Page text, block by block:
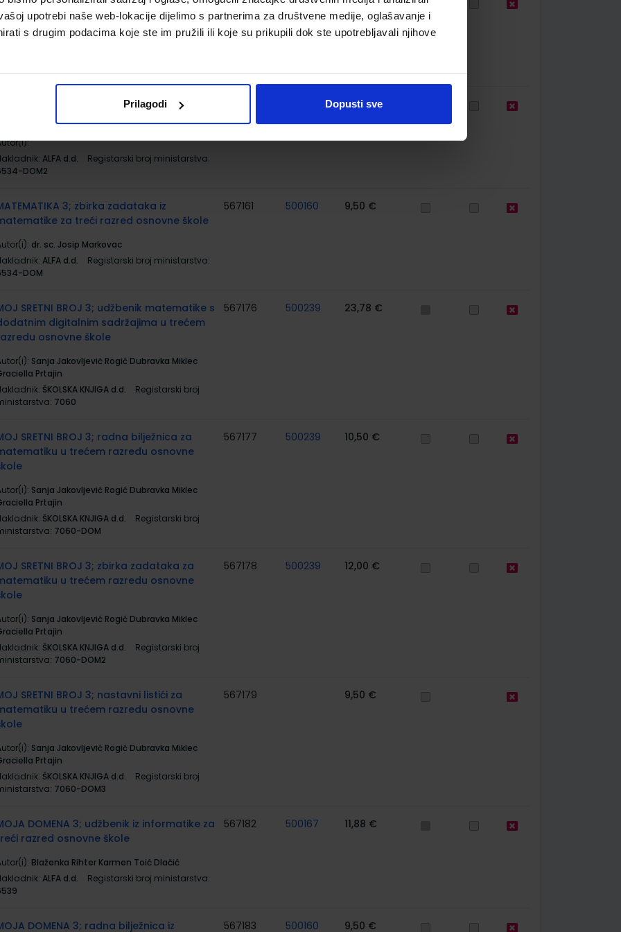
upotrebi naše web-lokacije dijelimo s partnerima za društvene medije, oglašavanje i
s drugim podacima koje ste im pružili ili koje su prikupili dok ste upotrebljavali njihove
Prilagodi Dopusti sve
za treći razred osnovne škole
Josip Markovac
MATEMATIKA 3; Radna bilježnica iz
matematike za treći razred osnovne škole
ALFA d.d.
Registarski broj ministarstva:
DOM2
9,50 €
3; zbirka zadataka iz
za treći razred osnovne škole
dr. sc. Josip Markovac
ALFA d.d.
Registarski broj ministarstva:
DOM
567161 500160 9,50 €
SRETNI BROJ 3; udžbenik matematike s
digitalnim sadržajima u trećem
osnovne škole
Sanja Jakovljević Rogić Dubravka Miklec
Prtajin
ŠKOLSKA KNJIGA d.d.
Registarski broj
7060
567176 500239 23,78 €
SRETNI BROJ 3; radna bilježnica za
u trećem razredu osnovne
Sanja Jakovljević Rogić Dubravka Miklec
Prtajin
ŠKOLSKA KNJIGA d.d.
Registarski broj
7060-DOM
567177 500239 10,50 €
SRETNI BROJ 3; zbirka zadataka za
u trećem razredu osnovne
Sanja Jakovljević Rogić Dubravka Miklec
Prtajin
ŠKOLSKA KNJIGA d.d.
Registarski broj
7060-DOM2
567178 500239 12,00 €
SRETNI BROJ 3; nastavni listići za
u trećem razredu osnovne
Sanja Jakovljević Rogić Dubravka Miklec
Prtajin
ŠKOLSKA KNJIGA d.d.
Registarski broj
7060-DOM3
567179 9,50 €
DOMENA 3; udžbenik iz informatike za
razred osnovne škole
Blaženka Rihter Karmen Toić Dlačić
ALFA d.d.
Registarski broj ministarstva:
567182 500167 11,88 €
DOMENA 3; radna bilježnica iz 567183 500160 9,50 €